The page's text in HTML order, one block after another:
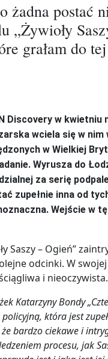
żadna postać
„Żywioły
grałam do
Discovery w
wciela się w nim
w Wielkiej
Wyrusza do
za serię
zupełnie inna od
Wejście w
Saszy – Ogień”
odcinki. W
i nieoczywista.
Katarzyny Bondy
która jest
bardzo ciekawe i
procesu, jak